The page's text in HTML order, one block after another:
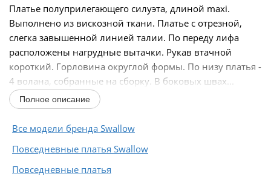
Платье полуприлегающего силуэта, длиной maxi.
Выполнено из вискозной ткани. Платье с отрезной,
слегка завышенной линией талии. По переду лифа
расположены нагрудные вытачки. Рукав втачной
короткий. Горловина округлой формы. По низу платья -
4 волана, собранные на сборку. В боковых швах...
Полное описание
Все модели бренда Swallow
Повседневные платья Swallow
Повседневные платья